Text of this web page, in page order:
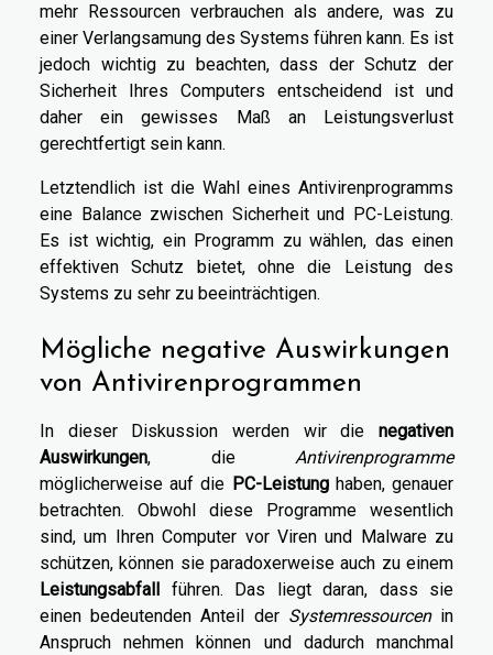
mehr Ressourcen verbrauchen als andere, was zu
einer Verlangsamung des Systems führen kann. Es ist
jedoch wichtig zu beachten, dass der Schutz der
Sicherheit Ihres Computers entscheidend ist und
daher ein gewisses Maß an Leistungsverlust
gerechtfertigt sein kann.
Letztendlich ist die Wahl eines Antivirenprogramms
eine Balance zwischen Sicherheit und PC-Leistung.
Es ist wichtig, ein Programm zu wählen, das einen
effektiven Schutz bietet, ohne die Leistung des
Systems zu sehr zu beeinträchtigen.
Mögliche negative Auswirkungen
von Antivirenprogrammen
In dieser Diskussion werden wir die negativen
Auswirkungen, die Antivirenprogramme
möglicherweise auf die PC-Leistunghaben, genauer
betrachten. Obwohl diese Programme wesentlich
sind, um Ihren Computer vor Viren und Malware zu
schützen, können sie paradoxerweise auch zu einem
Leistungsabfall
führen. Das liegt daran, dass sie
einen bedeutenden Anteil der Systemressourcenin
Anspruch nehmen können und dadurch manchmal